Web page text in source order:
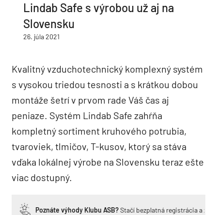
Lindab Safe s výrobou už aj na
Slovensku
26. júla 2021
Kvalitný vzduchotechnický komplexný systém
s vysokou triedou tesnosti a s krátkou dobou
montáže šetrí v prvom rade Váš čas aj
peniaze. Systém Lindab Safe zahŕňa
kompletný sortiment kruhového potrubia,
tvaroviek, tlmičov, T-kusov, ktorý sa stáva
vďaka lokálnej výrobe na Slovensku teraz ešte
viac dostupný.
Poznáte výhody Klubu ASB?Stačí bezplatná registrácia a